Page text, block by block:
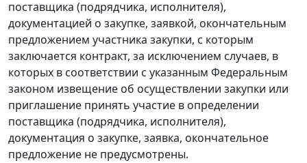
поставщика (подрядчика, исполнителя),
документацией о закупке, заявкой, окончательным
предложением участника закупки, с которым
заключается контракт, за исключением случаев, в
которых в соответствии с указанным Федеральным
законом извещение об осуществлении закупки или
приглашение принять участие в определении
поставщика (подрядчика, исполнителя),
документация о закупке, заявка, окончательное
предложение не предусмотрены.